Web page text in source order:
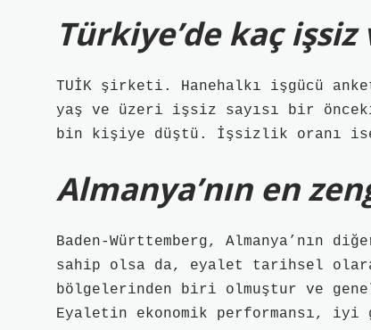
Türkiye’de kaç işsiz
TUİK şirketi. Hanehalkı işgücü
yaş ve üzeri işsiz sayısı bir
bin kişiye düştü. İşsizlik oranı ise
Almanya’nın en
Baden-Württemberg, Almanya’nın
sahip olsa da, eyalet tarihsel
bölgelerinden biri olmuştur ve
Eyaletin ekonomik performansı, iyi